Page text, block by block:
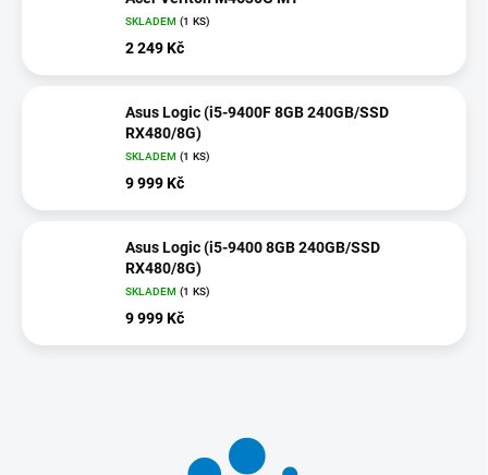
SKLADEM (1 KS)
2 249 Kč
Asus Logic (i5-9400F 8GB 240GB/SSD
RX480/8G)
SKLADEM (1 KS)
9 999 Kč
Asus Logic (i5-9400 8GB 240GB/SSD
RX480/8G)
SKLADEM (1 KS)
9 999 Kč